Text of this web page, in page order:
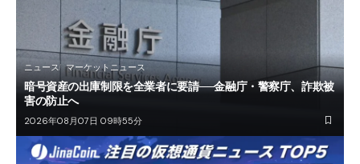
ニュース マーケットニュース
暗号資産の出庫制限を全業者に要請──金融庁・警察庁、詐欺被
害の防止へ
2026年08月07日 09時55分